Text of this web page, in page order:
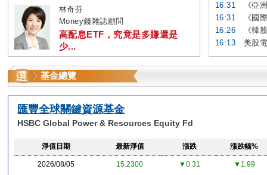
林奇芬
Money錢雜誌顧問
高配息ETF，究竟是多賺還是
少...
16:31
《亞
16:31
《國
16:26
《韓
16:13
美股
基金總覽
匯豐全球關鍵資源基金
HSBC Global Power & Resources Equity Fd
淨值日期 最新淨值 漲跌 漲跌幅%
2026/08/05 15.2300 ▼0.31 ▼1.99